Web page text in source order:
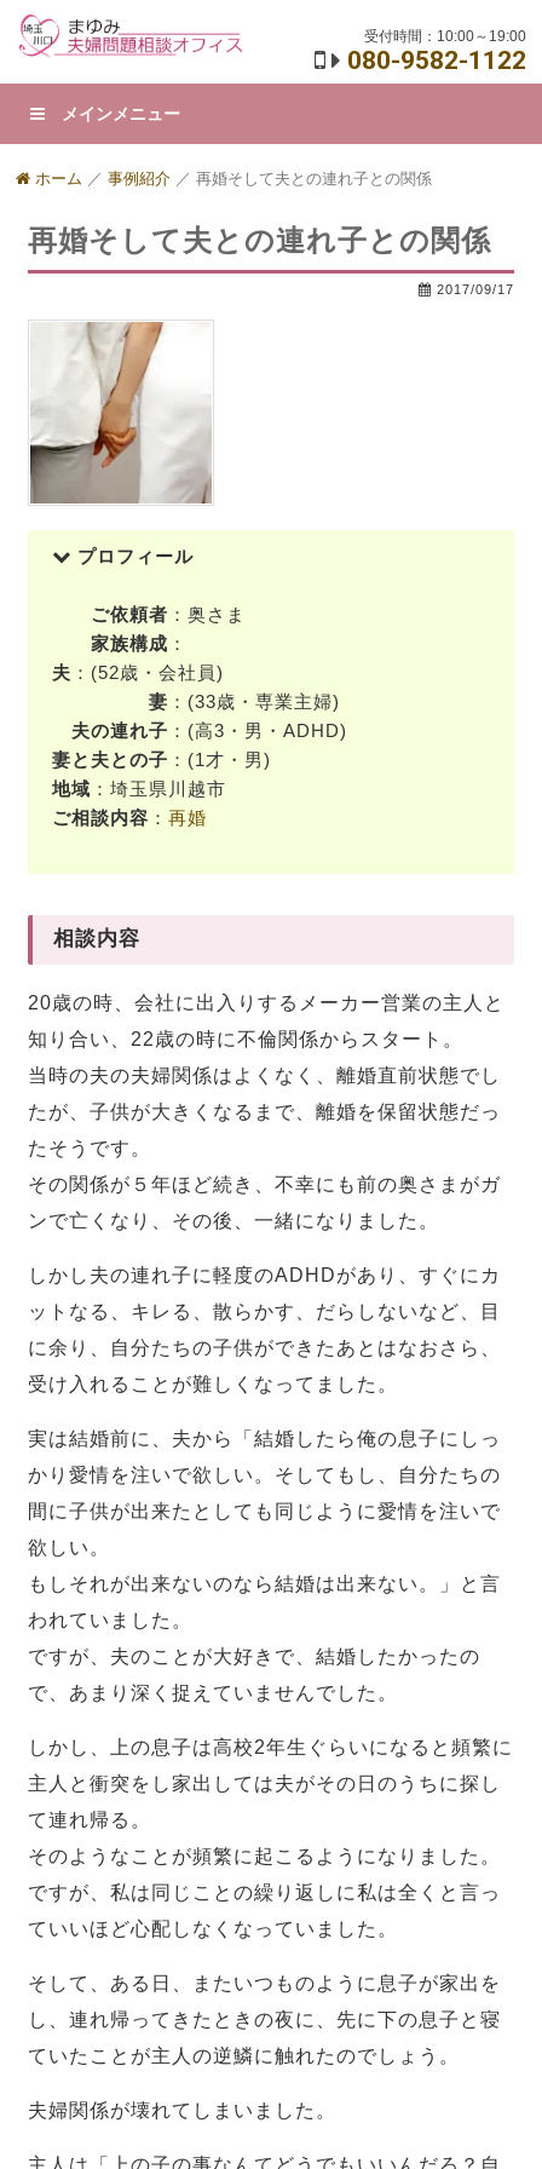
受付時間：10:00～19:00
080-9582-1122
メインメニュー
ホーム ／事例紹介 ／再婚そして夫との連れ子との関係
再婚そして夫との連れ子との関係
2017/09/17
プロフィール
ご依頼者 ：奥さま
家族構成 ：
夫 ：(52歳・会社員)
妻 ：(33歳・専業主婦)
夫の連れ子 ：(高3・男・ADHD)
妻と夫との子 ：(1才・男)
地域 ：埼玉県川越市
ご相談内容 ：再婚
相談内容
20歳の時、会社に出入りするメーカー営業の主人と
知り合い、22歳の時に不倫関係からスタート。
当時の夫の夫婦関係はよくなく、離婚直前状態でし
たが、子供が大きくなるまで、離婚を保留状態だっ
たそうです。
その関係が５年ほど続き、不幸にも前の奥さまがガ
ンで亡くなり、その後、一緒になりました。
しかし夫の連れ子に軽度のADHDがあり、すぐにカ
ットなる、キレる、散らかす、だらしないなど、目
に余り、自分たちの子供ができたあとはなおさら、
受け入れることが難しくなってました。
実は結婚前に、夫から「結婚したら俺の息子にしっ
かり愛情を注いで欲しい。そしてもし、自分たちの
間に子供が出来たとしても同じように愛情を注いで
欲しい。
もしそれが出来ないのなら結婚は出来ない。」と言
われていました。
ですが、夫のことが大好きで、結婚したかったの
で、あまり深く捉えていませんでした。
しかし、上の息子は高校2年生ぐらいになると頻繁に
主人と衝突をし家出しては夫がその日のうちに探し
て連れ帰る。
そのようなことが頻繁に起こるようになりました。
ですが、私は同じことの繰り返しに私は全くと言っ
ていいほど心配しなくなっていました。
そして、ある日、またいつものように息子が家出を
し、連れ帰ってきたときの夜に、先に下の息子と寝
ていたことが主人の逆鱗に触れたのでしょう。
夫婦関係が壊れてしまいました。
主人は「上の子の事なんてどうでもいいんだろ？自